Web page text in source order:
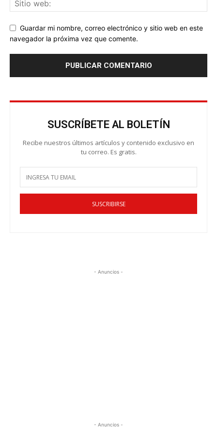
Guardar mi nombre, correo electrónico y sitio web en este
navegador la próxima vez que comente.
SUSCRÍBETE AL BOLETÍN
Recibe nuestros últimos artículos y contenido exclusivo en
tu correo. Es gratis.
SUSCRIBIRSE
- Anuncios -
- Anuncios -